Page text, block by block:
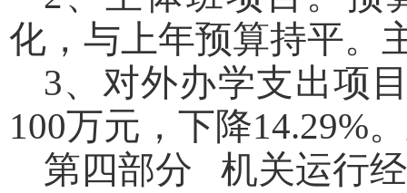
化，与上年预算持平。
3、对外办学支出项
100万元，下降14.29%
第四部分 机关运行